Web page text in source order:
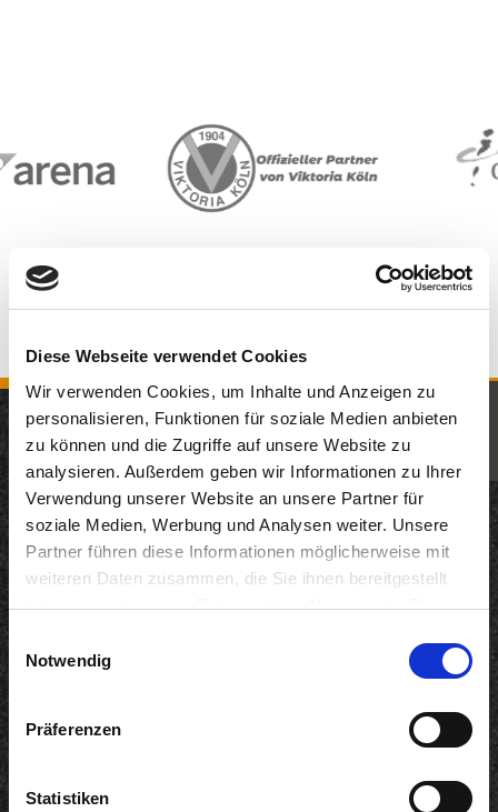
Diese Webseite verwendet Cookies
Wir verwenden Cookies, um Inhalte und Anzeigen zu
personalisieren, Funktionen für soziale Medien anbieten
zu können und die Zugriffe auf unsere Website zu
analysieren. Außerdem geben wir Informationen zu Ihrer
Verwendung unserer Website an unsere Partner für
soziale Medien, Werbung und Analysen weiter. Unsere
Partner führen diese Informationen möglicherweise mit
weiteren Daten zusammen, die Sie ihnen bereitgestellt
haben oder die sie im Rahmen Ihrer Nutzung der Dienste
Cookies, wenn Sie unsere Webseite weiterhin nutzen.
Notwendig
Präferenzen
Statistiken
Neuigkeiten
12.05.2026
200 Jahre KD: Remagen und KD starten gemeinsame
22.04.2026
18.03.2026
KOMM IN UNSER TEAM
JETZT BEWERBEN